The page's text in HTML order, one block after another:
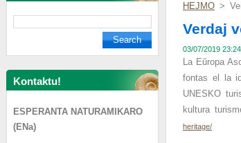
Kontaktu!
ESPERANTA NATURAMIKARO
(ENa)
HEJMO >
Verdaj
03/07/2019 23:24
La Eŭropa
fontas el la
UNESKO
kultura
heritage/